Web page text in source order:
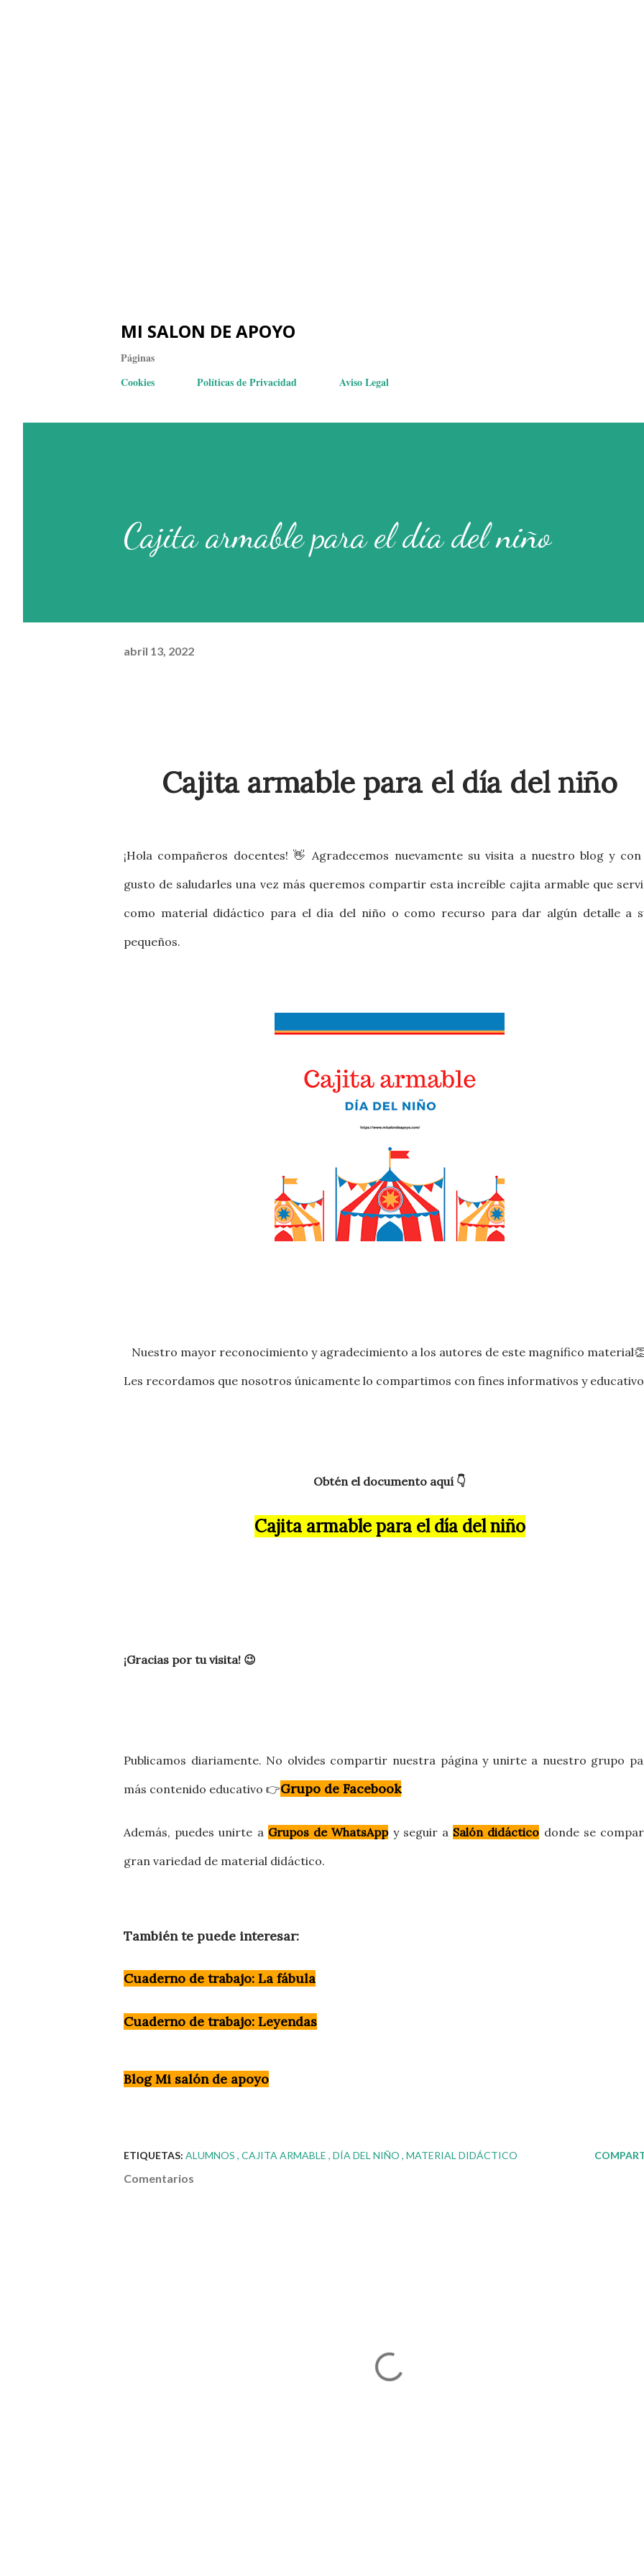
MI SALON DE APOYO
Páginas
Cookies
Políticas de Privacidad Aviso Legal
Cajita armable para el día del niño
abril 13, 2022
Cajita armable para el día del niño
¡Hola compañeros docentes! 👋 Agradecemos nuevamente su visita a nuestro blog y c
gusto de saludarles una vez más queremos compartir esta increíble cajita armable que
como material didáctico para el día del niño o como recurso para dar algún detalle a
pequeños.
Nuestro mayor reconocimiento y agradecimiento a los autores de este magnífico material
Les recordamos que nosotros únicamente lo compartimos con fines informativos y
Obtén el documento aquí 👇
Cajita armable para el día del niño
¡Gracias por tu visita! 😉
Publicamos diariamente. No olvides compartir nuestra página y unirte a nuestro grupo
más contenido educativo 👉Grupo de Facebook
Además, puedesunirte a Grupos de WhatsAppy seguir a Salón didáctico donde se
gran variedad de material didáctico.
También te puede interesar:
Cuaderno de trabajo: La fábula
Cuaderno de trabajo: Leyendas
Blog Mi salón de apoyo
ETIQUETAS: ALUMNOS CAJITA ARMABLE DÍA DEL NIÑO MATERIAL DIDÁCTICO
Comentarios